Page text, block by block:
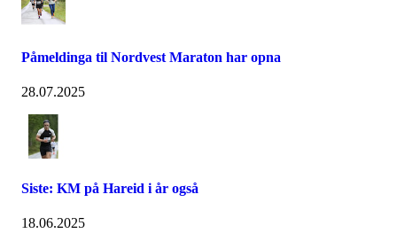
Påmeldinga til Nordvest Maraton har opna
28.07.2025
Siste: KM på Hareid i år også
18.06.2025